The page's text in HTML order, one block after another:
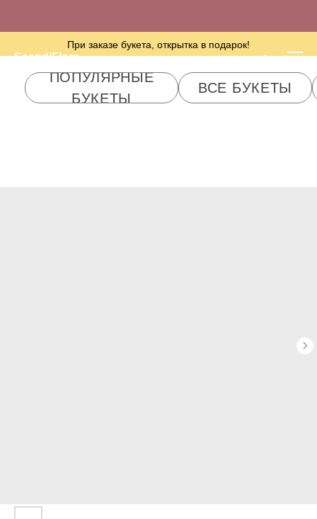
ScandiFlora
При заказе букета, открытка в подарок!
ПОПУЛЯРНЫЕ
БУКЕТЫ